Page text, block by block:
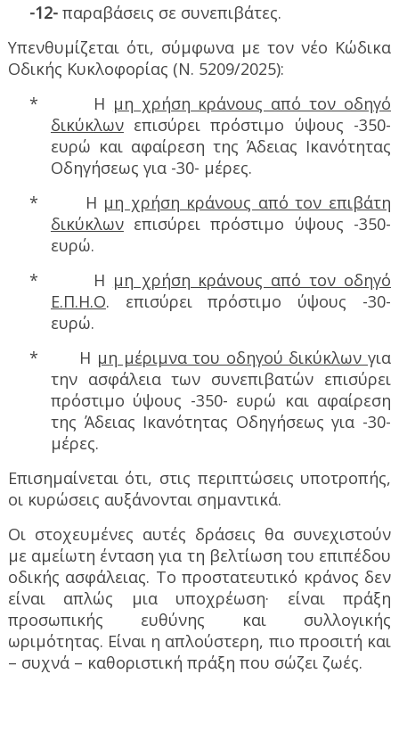
-12-παραβάσεις σε συνεπιβάτες.
Υπενθυμίζεται ότι, σύμφωνα με τον νέο Κώδικα
Οδικής Κυκλοφορίας (Ν. 5209/2025):
*
Η μη χρήση κράνους από τον οδηγό
δικύκλωνεπισύρει πρόστιμο ύψους -350-
ευρώ και αφαίρεση της Άδειας Ικανότητας
Οδηγήσεως για -30- μέρες.
*
Η μη χρήση κράνους από τον επιβάτη
δικύκλωνεπισύρει πρόστιμο ύψους -350-
ευρώ.
*
Η μη χρήση κράνους από τον οδηγό
Ε.Π.Η.Ο. επισύρει πρόστιμο ύψους -30-
ευρώ.
*
Η μη μέριμνα του οδηγού δικύκλωνγια
την ασφάλεια των συνεπιβατών επισύρει
πρόστιμο ύψους -350- ευρώ και αφαίρεση
της Άδειας Ικανότητας Οδηγήσεως για -30-
μέρες.
Επισημαίνεται ότι, στις περιπτώσεις υποτροπής,
οι κυρώσεις αυξάνονται σημαντικά.
Οι στοχευμένες αυτές δράσεις θα συνεχιστούν
με αμείωτη ένταση για τη βελτίωση του επιπέδου
οδικής ασφάλειας. Το προστατευτικό κράνος δεν
είναι απλώς μια υποχρέωση· είναι πράξη
προσωπικής ευθύνης και συλλογικής
ωριμότητας. Είναι η απλούστερη, πιο προσιτή και
– συχνά – καθοριστική πράξη που σώζει ζωές.